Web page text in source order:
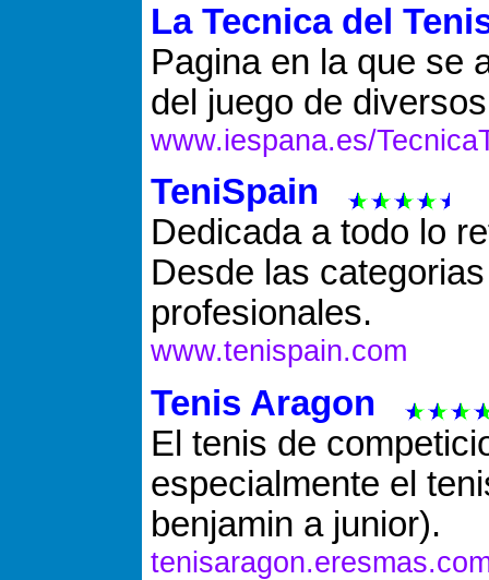
La Tecnica del
Pagina en la que se
del juego de
www.iespana.es/
TeniSpain
Dedicada a todo lo
Desde las
profesionales.
www.tenispain.com
Tenis Aragon
El tenis de
especialmente el
benjamin a junior).